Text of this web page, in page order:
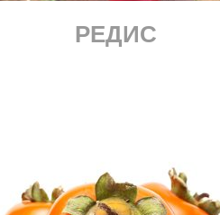
РЕДИС